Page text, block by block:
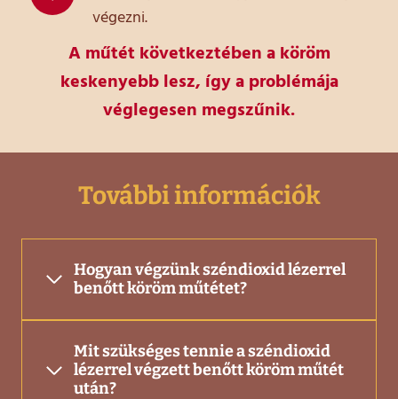
végezni.
A műtét következtében a köröm
keskenyebb lesz, így a problémája
véglegesen megszűnik.
További információk
Hogyan végzünk széndioxid lézerrel
benőtt köröm műtétet?
Mit szükséges tennie a széndioxid
lézerrel végzett benőtt köröm műtét
után?